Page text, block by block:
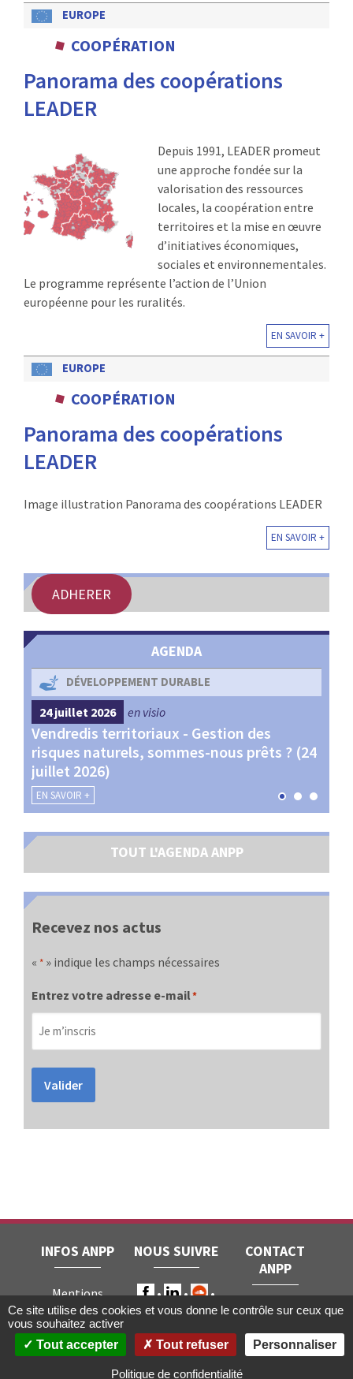
EUROPE
COOPÉRATION
Panorama des coopérations
LEADER
Depuis 1991, LEADER promeut
une approche fondée sur la
valorisation des ressources
locales, la coopération entre
territoires et la mise en œuvre
d’initiatives économiques,
sociales et environnementales.
Le programme représente l’action de l’Union
européenne pour les ruralités.
EN SAVOIR +
EUROPE
COOPÉRATION
Panorama des coopérations
LEADER
Image illustration Panorama des coopérations LEADER
EN SAVOIR +
ADHERER
AGENDA
DÉVELOPPEMENT DURABLE
24 juillet 2026 en visio
Vendredis territoriaux - Gestion des
risques naturels, sommes-nous prêts ? (24
juillet 2026)
EN SAVOIR +
TOUT L'AGENDA ANPP
Recevez nos actus
« * » indique les champs nécessaires
Entrez votre adresse e-mail*
Valider
INFOS ANPP
Mentions
légales RGPD
Contact
Gestion des
NOUS SUIVRE
CONTACT
ANPP
ANPP • 22, rue
Paris
Ce site utilise des cookies et vous donne le contrôle sur ceux que
vous souhaitez activer
Tout accepter
Tout refuser Personnaliser
Politique de confidentialité